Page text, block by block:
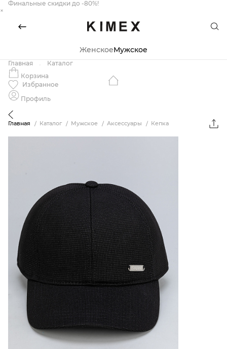
Финальные скидки до -80%!
×
ЖенскоеМужское
Главная
Каталог
Корзина
Избранное
Профиль
Главная Каталог Мужское Аксессуары Кепка